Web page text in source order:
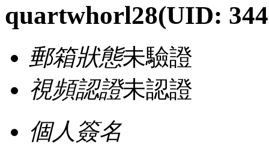
quartwhorl28(UID:
郵箱狀態未驗證
視頻認證未認證
個人簽名